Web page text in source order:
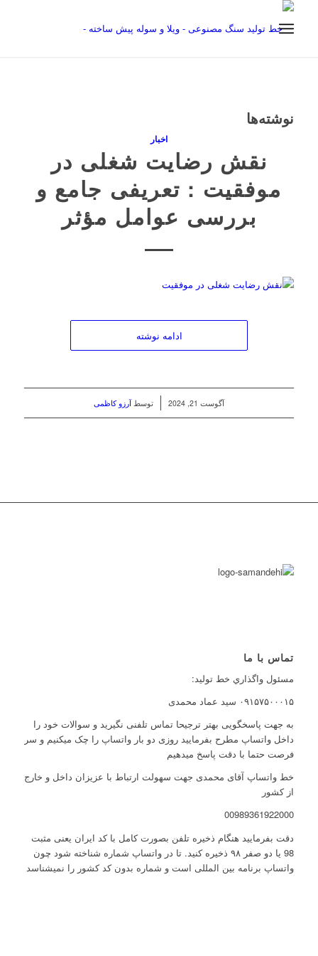
نوشته‌ها
اخبار
نقش رضایت شغلی در
موفقیت : تعریفی جامع و
بررسی عوامل مؤثر
ادامه نوشته
آگوست 21, 2024
/ توسطآرزو کاظمی
تماس با ما
مسئول واگذاري خط توليد:
۰۹۱۵۷۵۰۰۰۱۵ سید عماد محمدی
به جهت پاسخگویی بهتر ترجیحا تماس تلفنی نگیرید و سوالات خود را
داخل واتساپ مطرح بفرمایید روزی دو بار واتساپ را چک میکنیم و سر
فرصت حتما با دقت پاسخ میدهیم
خط واتساپ آقای محمدی جهت سهولت ارتباط با عزیزان داخل و خارج
از کشور
00989361922000
دقت بفرمایید هنگام ذخیره تلفن بصورت کامل با کد ایران یعنی مثبت
98 یا دو صفر ۹۸ ذخیره کنید. تا در واتساپ شماره شناخته شود چون
واتساپ برنامه بین المللی است و شماره بدون کد کشور را نمیشناسد